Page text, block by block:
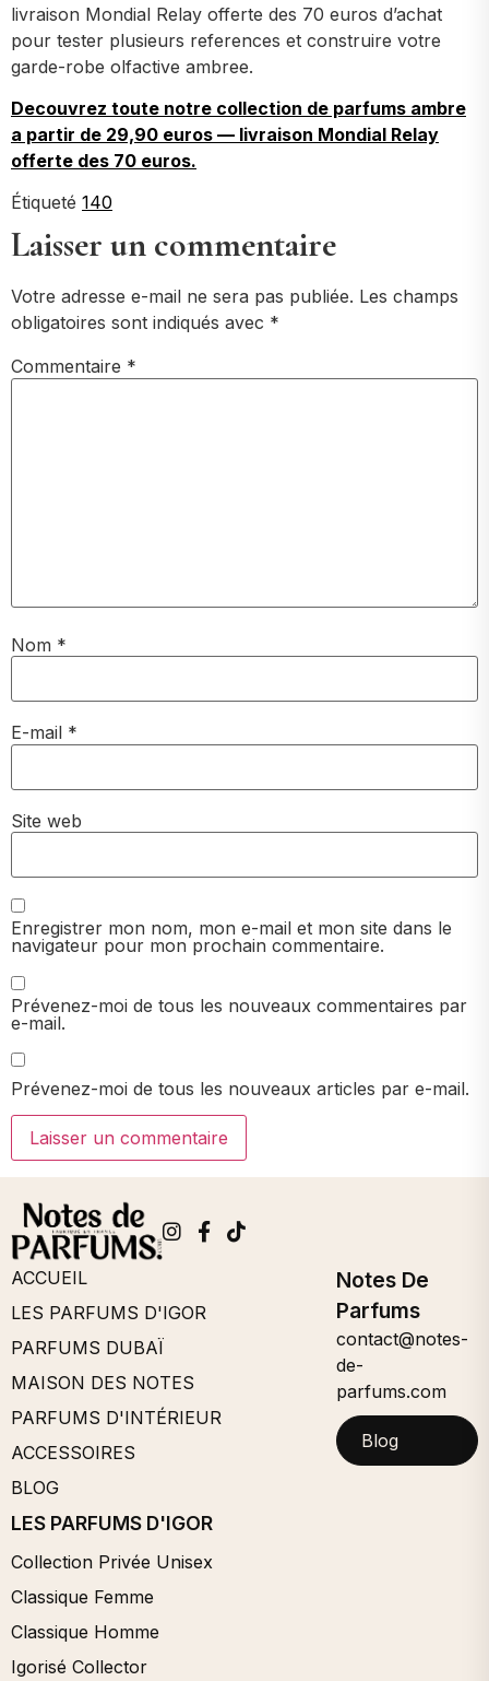
livraison Mondial Relay offerte des 70 euros d’achat
pour tester plusieurs references et construire votre
garde-robe olfactive ambree.
Decouvrez toute notre collection de parfums ambre
a partir de 29,90 euros — livraison Mondial Relay
offerte des 70 euros.
Étiqueté 140
Laisser un commentaire
Votre adresse e-mail ne sera pas publiée. Les champs
obligatoires sont indiqués avec *
Commentaire *
Nom *
E-mail *
Site web
Enregistrer mon nom, mon e-mail et mon site dans le
navigateur pour mon prochain commentaire.
Prévenez-moi de tous les nouveaux commentaires par
e-mail.
Prévenez-moi de tous les nouveaux articles par e-mail.
ACCUEIL
LES PARFUMS D'IGOR
PARFUMS DUBAÏ
MAISON DES NOTES
PARFUMS D'INTÉRIEUR
ACCESSOIRES
BLOG
LES PARFUMS D'IGOR
Collection Privée Unisex
Classique Femme
Classique Homme
Igorisé Collector
Notes De
Parfums
contact@notes-
de-
parfums.com
Blog